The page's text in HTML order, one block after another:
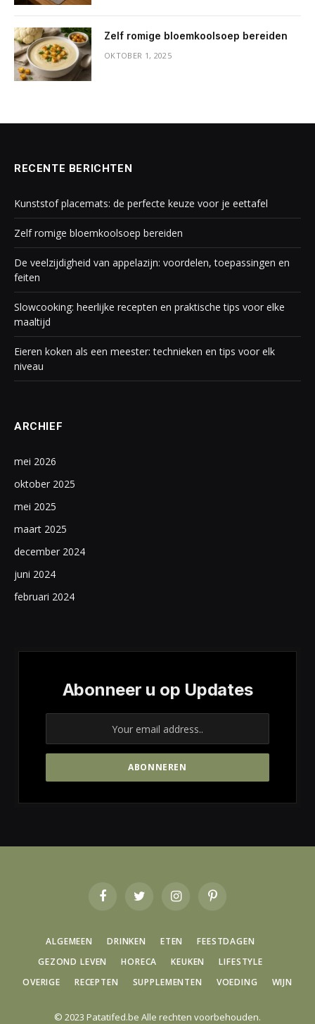
Zelf romige bloemkoolsoep bereiden
OKTOBER 1, 2025
RECENTE BERICHTEN
Kunststof placemats: de perfecte keuze voor je eettafel
Zelf romige bloemkoolsoep bereiden
De veelzijdigheid van appelazijn: voordelen, toepassingen en
feiten
Slowcooking: heerlijke recepten en praktische tips voor elke
maaltijd
Eieren koken als een meester: technieken en tips voor elk
niveau
ARCHIEF
mei 2026
oktober 2025
mei 2025
maart 2025
december 2024
juni 2024
februari 2024
Abonneer u op Updates
FacebookTwitter InstagramPinterest
ALGEMEEN DRINKEN ETEN
FEESTDAGEN
GEZOND LEVEN
HORECA KEUKEN
LIFESTYLE
OVERIGE
RECEPTEN SUPPLEMENTEN VOEDING WIJN
© 2023 Patatifed.be Alle rechten voorbehouden.